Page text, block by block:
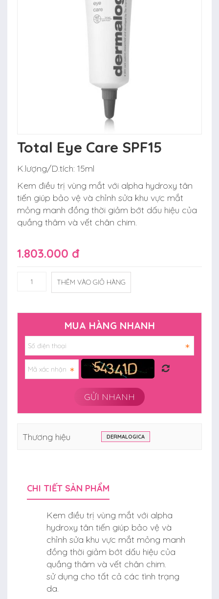
Total Eye Care SPF15
K.lượng/D.tích: 15ml
Kem điều trị vùng mắt với alpha hydroxy tân
tiến giúp bảo vệ và chỉnh sửa khu vực mắt
mỏng manh đồng thời giảm bớt dấu hiệu của
quầng thâm và vết chân chim.
1.803.000 đ
THÊM VÀO GIỎ HÀNG
MUA HÀNG NHANH
Thương hiệu DERMALOGICA
CHI TIẾT SẢN PHẨM
Kem điều trị vùng mắt với alpha
hydroxy tân tiến giúp bảo vệ và
chỉnh sửa khu vực mắt mỏng manh
đồng thời giảm bớt dấu hiệu của
quầng thâm và vết chân chim.
sử dụng cho tất cả các tình trạng
da.